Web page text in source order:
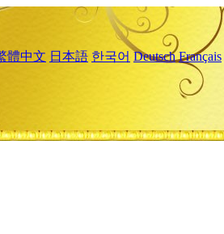
體中文 日本語 한국어 Deutsch Français